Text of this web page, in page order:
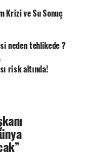
Krizi ve Su Sonuç
neden tehlikede ?
risk altında!